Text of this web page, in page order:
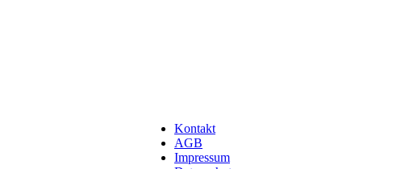
Kontakt
AGB
Impressum